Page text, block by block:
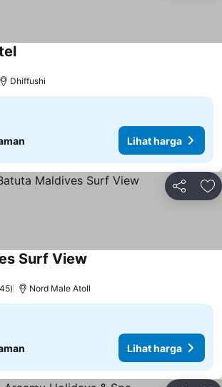
Lihat harga
Dhiffushi
Lihat harga
Kongsi
Surf View
Nord Male Atoll
Lihat harga